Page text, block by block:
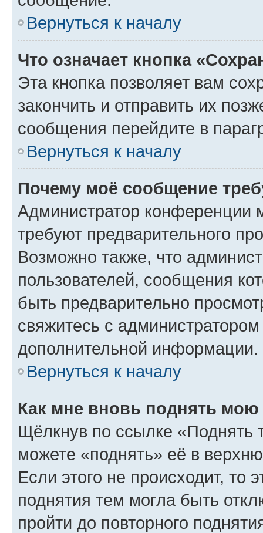
Вернуться к началу
Что означает кнопка
Эта кнопка позволяет вам
закончить и отправить их
сообщения перейдите в
Вернуться к началу
Почему моё сообщение
Администратор конференции
требуют предварительного
Возможно также, что
пользователей, сообщения
быть предварительно
свяжитесь с
дополнительной информации.
Вернуться к началу
Как мне вновь поднять мою
Щёлкнув по ссылке «Поднять
можете «поднять» её в
Если этого не происходит, то
поднятия тем могла быть
пройти до повторного